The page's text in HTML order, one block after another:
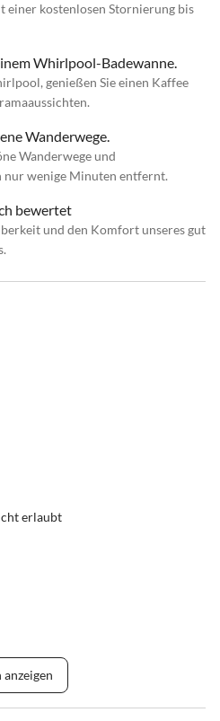
einer kostenlosen Stornierung bis
Whirlpool-Badewanne.
genießen Sie einen Kaffee
Wanderwege.
Wanderwege und
wenige Minuten entfernt.
bewertet
und den Komfort unseres gut
erlaubt